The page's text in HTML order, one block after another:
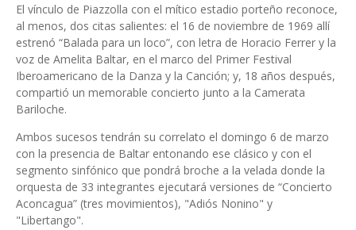
El vínculo de Piazzolla con el mítico estadio porteño reconoce,
al menos, dos citas salientes: el 16 de noviembre de 1969 allí
estrenó “Balada para un loco”, con letra de Horacio Ferrer y la
voz de Amelita Baltar, en el marco del Primer Festival
Iberoamericano de la Danza y la Canción; y, 18 años después,
compartió un memorable concierto junto a la Camerata
Bariloche.
Ambos sucesos tendrán su correlato el domingo 6 de marzo
con la presencia de Baltar entonando ese clásico y con el
segmento sinfónico que pondrá broche a la velada donde la
orquesta de 33 integrantes ejecutará versiones de “Concierto
Aconcagua” (tres movimientos), "Adiós Nonino" y
"Libertango".